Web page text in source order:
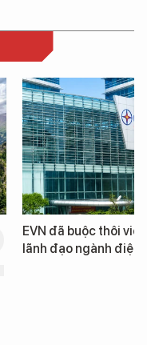
Loạt dự án bất động
Đà Nẵng sắp bị kiểm